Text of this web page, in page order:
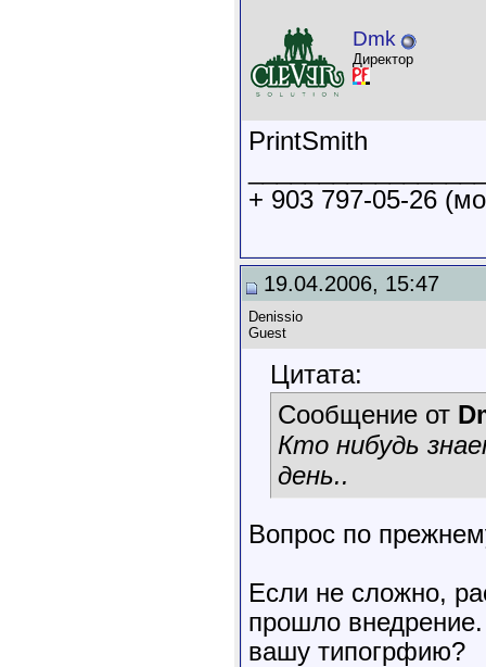
Dmk
Директор
PrintSmith
+ 903 797-05-26
19.04.2006, 15:47
Denissio
Guest
Цитата:
Сообщение от
Кто нибудь
день..
Вопрос по
Если не сложно,
прошло
вашу типогрфию?